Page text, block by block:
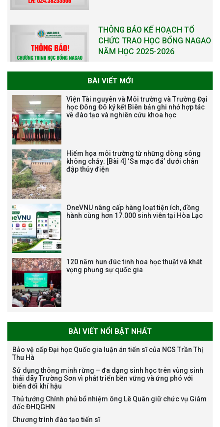
THÔNG BÁO KẾ HOẠCH TỔ
CHỨC TRAO HỌC BỔNG NAGAO
NĂM HỌC 2025-2026
THƯ CẢM ƠN LỄ KỶ NIỆM 40
NĂM XÂY DỰNG VÀ PHÁT TRIỂN
VIỆN (1985-2025) VÀ ĐÓN
vị trí việc làm chức danh nghề
nghiệp chuyên môn dùng
Bảo vệ luận án tiến sĩ của NCS
Nguyễn Thế Thông
BÀI VIẾT MỚI
Viện Tài nguyên và Môi trường và Trường Đại
học Đông Đô ký kết Biên bản ghi nhớ hợp tác
về đào tạo và nghiên cứu khoa học
Hiểm họa môi trường từ những dòng sông
không chảy: [Bài 4] ‘Sa mạc đá’ dưới chân
đập thủy điện
OneVNU nâng cấp hàng loạt tiện ích, đồng
hành cùng hơn 17.000 sinh viên tại Hòa Lạc
120 năm hun đúc tinh hoa học thuật và khát
vọng phụng sự quốc gia
BÀI VIẾT NỔI BẬT NHẤT
Bảo vệ cấp Đại học Quốc gia luận án tiến sĩ của NCS Trần Thị
Thu Hà
Sử dụng thông minh rừng – đa dạng sinh học trên vùng sinh
thái dãy Trường Sơn vì phát triển bền vững và ứng phó với
biến đổi khí hậu
Thủ tướng Chính phủ bổ nhiệm ông Lê Quân giữ chức vụ Giám
đốc ĐHQGHN
Chương trình đào tạo tiến sĩ